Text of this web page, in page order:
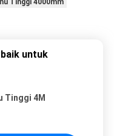
untuk
Tinggi 4M